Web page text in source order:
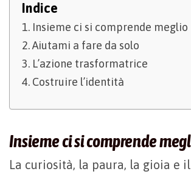
Indice
Insieme ci si comprende meglio
Aiutami a fare da solo
L’azione trasformatrice
Costruire l’identità
Insieme ci si comprende
La curiosità, la paura, la gioia e